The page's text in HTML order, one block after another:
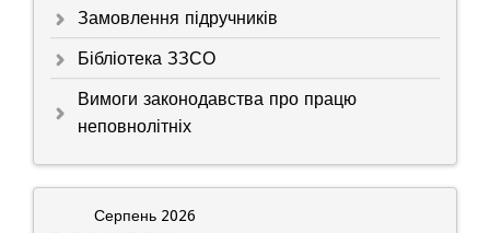
Замовлення підручників
Бібліотека ЗЗСО
Вимоги законодавства про працю
неповнолітніх
Серпень 2026